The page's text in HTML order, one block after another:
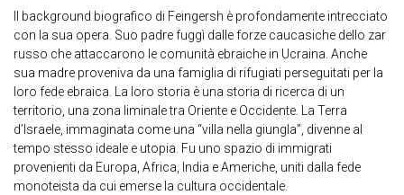
Il background biografico di Feingersh è profondamente intrecciato
con la sua opera. Suo padre fuggì dalle forze caucasiche dello zar
russo che attaccarono le comunità ebraiche in Ucraina. Anche
sua madre proveniva da una famiglia di rifugiati perseguitati per la
loro fede ebraica. La loro storia è una storia di ricerca di un
territorio, una zona liminale tra Oriente e Occidente. La Terra
d’Israele, immaginata come una “villa nella giungla”, divenne al
tempo stesso ideale e utopia. Fu uno spazio di immigrati
provenienti da Europa, Africa, India e Americhe, uniti dalla fede
monoteista da cui emerse la cultura occidentale.